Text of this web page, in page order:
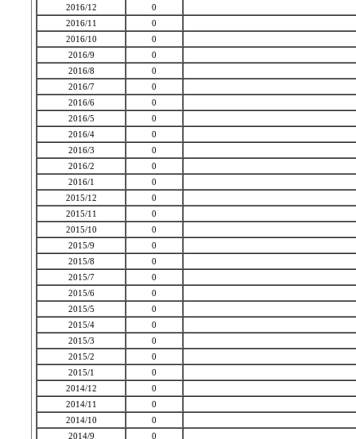
2016/12
0
2016/11
0
2016/10
0
2016/9
0
2016/8
0
2016/7
0
2016/6
0
2016/5
0
2016/4
0
2016/3
0
2016/2
0
2016/1
0
2015/12
0
2015/11
0
2015/10
0
2015/9
0
2015/8
0
2015/7
0
2015/6
0
2015/5
0
2015/4
0
2015/3
0
2015/2
0
2015/1
0
2014/12
0
2014/11
0
2014/10
0
2014/9
0